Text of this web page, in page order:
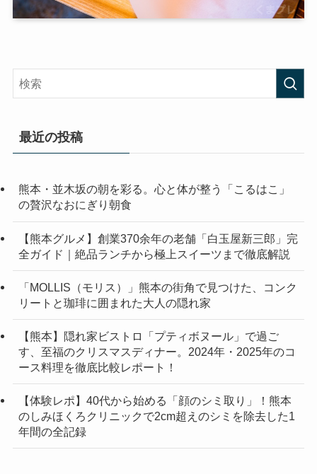
最近の投稿
熊本・並木坂の朝を彩る。心と体が整う「こるはこ」
の贅沢なおにぎり朝食
【熊本グルメ】創業370余年の老舗「白玉屋新三郎」完
全ガイド｜絶品ランチから極上スイーツまで徹底解説
「MOLLIS（モリス）」熊本の街角で見つけた、コンク
リートと珈琲に囲まれた大人の隠れ家
【熊本】隠れ家ビストロ「プティボヌール」で過ご
す、至福のクリスマスディナー。2024年・2025年のコ
ース料理を徹底比較レポート！
【体験レポ】40代から始める「顔のシミ取り」！熊本
のしみほくろクリニックで2cm超えのシミを除去した1
年間の全記録